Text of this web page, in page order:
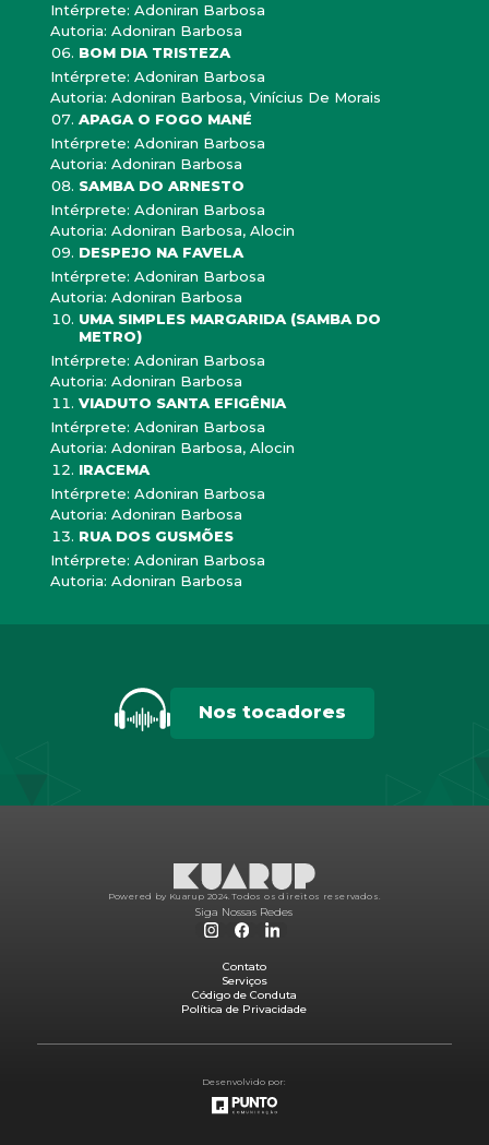
Intérprete: Adoniran Barbosa
Autoria: Adoniran Barbosa
BOM DIA TRISTEZA
Intérprete: Adoniran Barbosa
Autoria: Adoniran Barbosa, Vinícius De Morais
APAGA O FOGO MANÉ
Intérprete: Adoniran Barbosa
Autoria: Adoniran Barbosa
SAMBA DO ARNESTO
Intérprete: Adoniran Barbosa
Autoria: Adoniran Barbosa, Alocin
DESPEJO NA FAVELA
Intérprete: Adoniran Barbosa
Autoria: Adoniran Barbosa
UMA SIMPLES MARGARIDA (SAMBA DO
METRO)
Intérprete: Adoniran Barbosa
Autoria: Adoniran Barbosa
VIADUTO SANTA EFIGÊNIA
Intérprete: Adoniran Barbosa
Autoria: Adoniran Barbosa, Alocin
IRACEMA
Intérprete: Adoniran Barbosa
Autoria: Adoniran Barbosa
RUA DOS GUSMÕES
Intérprete: Adoniran Barbosa
Autoria: Adoniran Barbosa
Nos tocadores
Powered by Kuarup 2024. Todos os direitos reservados.
Siga Nossas Redes
Contato
Serviços
Código de Conduta
Política de Privacidade
Desenvolvido por: